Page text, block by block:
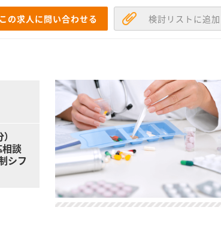
この求人に問い合わせる 検討リストに追加
談
シフ